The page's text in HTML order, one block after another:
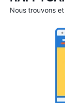
Nous trouvons